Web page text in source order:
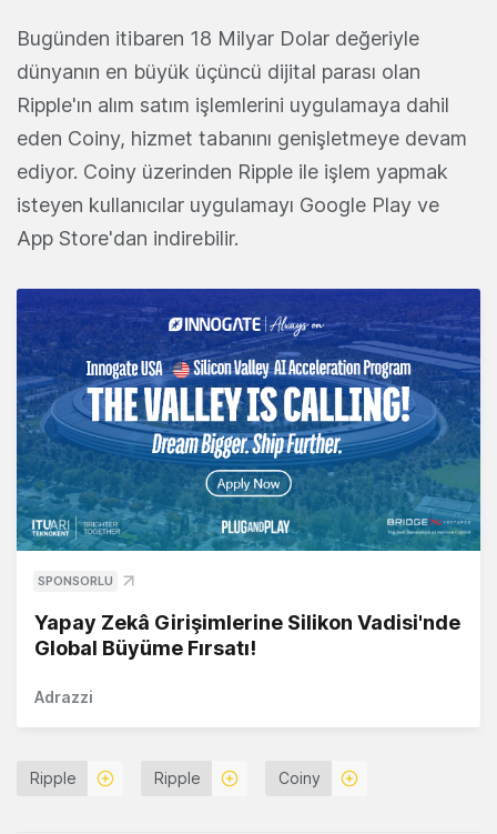
Bugünden itibaren 18 Milyar Dolar değeriyle
dünyanın en büyük üçüncü dijital parası olan
Ripple'ın alım satım işlemlerini uygulamaya dahil
eden Coiny, hizmet tabanını genişletmeye devam
ediyor. Coiny üzerinden Ripple ile işlem yapmak
isteyen kullanıcılar uygulamayı Google Play ve
App Store'dan indirebilir.
SPONSORLU
Yapay Zekâ Girişimlerine Silikon Vadisi'nde
Global Büyüme Fırsatı!
Adrazzi
Ripple Ripple Coiny